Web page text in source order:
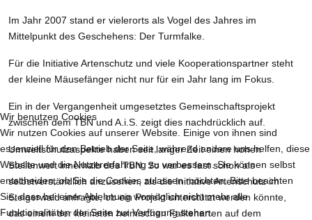
Im Jahr 2007 stand er vielerorts als Vogel des Jahres im
Mittelpunkt des Geschehens: Der Turmfalke.
Für die Initiative Artenschutz und viele Kooperationspartner steht
der kleine Mäusefänger nicht nur für ein Jahr lang im Fokus.
Ein in der Vergangenheit umgesetztes Gemeinschaftsprojekt
zwischen dem TBN und A.i.S. zeigt dies nachdrücklich auf.
Umweltschutzaspekte haben seit langer Zeit einen hohen
Stellenwert innerhalb des TBN. So war es fast schon als
selbstverständlich anzusehen, als die Initiative Artenschutz im
Steigerwald anfragte, ob ein Projekt unterstützt werden könnte,
das einem der kleinsten heimischen Falkenarten auf dem
Wir benutzen Cookies
Wir nutzen Cookies auf unserer Website. Einige von ihnen sind
essenziell für den Betrieb der Seite, während andere uns helfen, diese
Website und die Nutzererfahrung zu verbessern. Sie können selbst
entscheiden, ob Sie die Cookies zulassen möchten. Bitte beachten
Sie, dass bei einer Ablehnung womöglich nicht mehr alle
Funktionalitäten der Seite zur Verfügung stehen.